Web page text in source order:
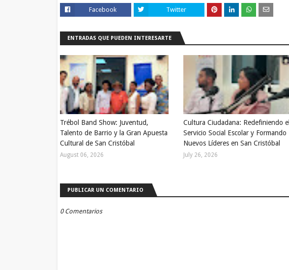
Facebook Twitter
ENTRADAS QUE PUEDEN INTERESARTE
Trébol Band Show: Juventud,
Talento de Barrio y la Gran Apuesta
Cultural de San Cristóbal
August 06, 2026
Cultura Ciudadana: Redefiniendo el
Servicio Social Escolar y Formando
Nuevos Líderes en San Cristóbal
July 26, 2026
PUBLICAR UN COMENTARIO
0 Comentarios